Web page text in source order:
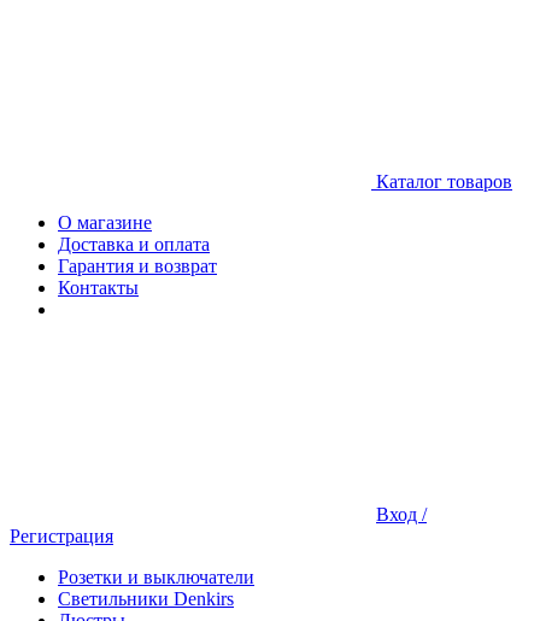
Каталог товаров
О магазине
Доставка и оплата
Гарантия и возврат
Контакты
Вход /
Регистрация
Розетки и выключатели
Светильники Denkirs